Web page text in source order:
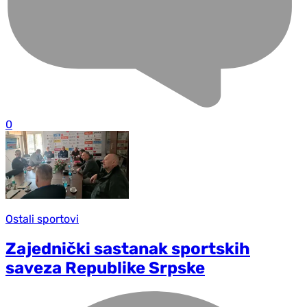
0
Ostali sportovi
Zajednički sastanak sportskih
saveza Republike Srpske